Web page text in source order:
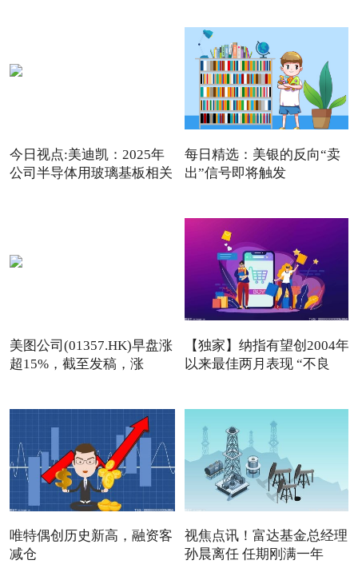
今日视点:美迪凯：2025年
公司半导体用玻璃基板相关
每日精选：美银的反向“卖
出”信号即将触发
美图公司(01357.HK)早盘涨
超15%，截至发稿，涨
【独家】纳指有望创2004年
以来最佳两月表现 “不良
唯特偶创历史新高，融资客
减仓
视焦点讯！富达基金总经理
孙晨离任 任期刚满一年